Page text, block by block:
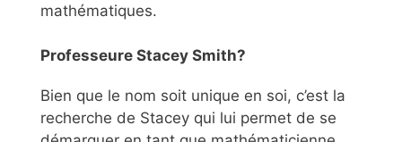
mathématiques.
Professeure Stacey Smith?
Bien que le nom soit unique en soi, c’est la
recherche de Stacey qui lui permet de se